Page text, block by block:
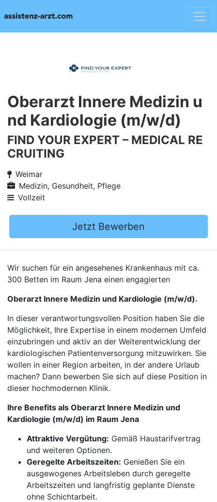
Oberarzt Innere Medizin u
nd Kardiologie (m/w/d)
FIND YOUR EXPERT – MEDICAL RE
CRUITING
Weimar
Medizin, Gesundheit, Pflege
Vollzeit
Jetzt Bewerben
Wir suchen für ein angesehenes Krankenhaus mit ca.
300 Betten im Raum Jena einen engagierten
Oberarzt Innere Medizin und Kardiologie (m/w/d).
In dieser verantwortungsvollen Position haben Sie die
Möglichkeit, Ihre Expertise in einem modernen Umfeld
einzubringen und aktiv an der Weiterentwicklung der
kardiologischen Patientenversorgung mitzuwirken. Sie
wollen in einer Region arbeiten, in der andere Urlaub
machen? Dann bewerben Sie sich auf diese Position in
dieser hochmodernen Klinik.
Ihre Benefits als Oberarzt Innere Medizin und
Kardiologie (m/w/d) im Raum Jena
Attraktive Vergütung: Gemäß Haustarifvertrag
und weiteren Optionen.
Geregelte Arbeitszeiten: Genießen Sie ein
ausgewogenes Arbeitsleben durch geregelte
Arbeitszeiten und langfristig geplante Dienste
ohne Schichtarbeit.